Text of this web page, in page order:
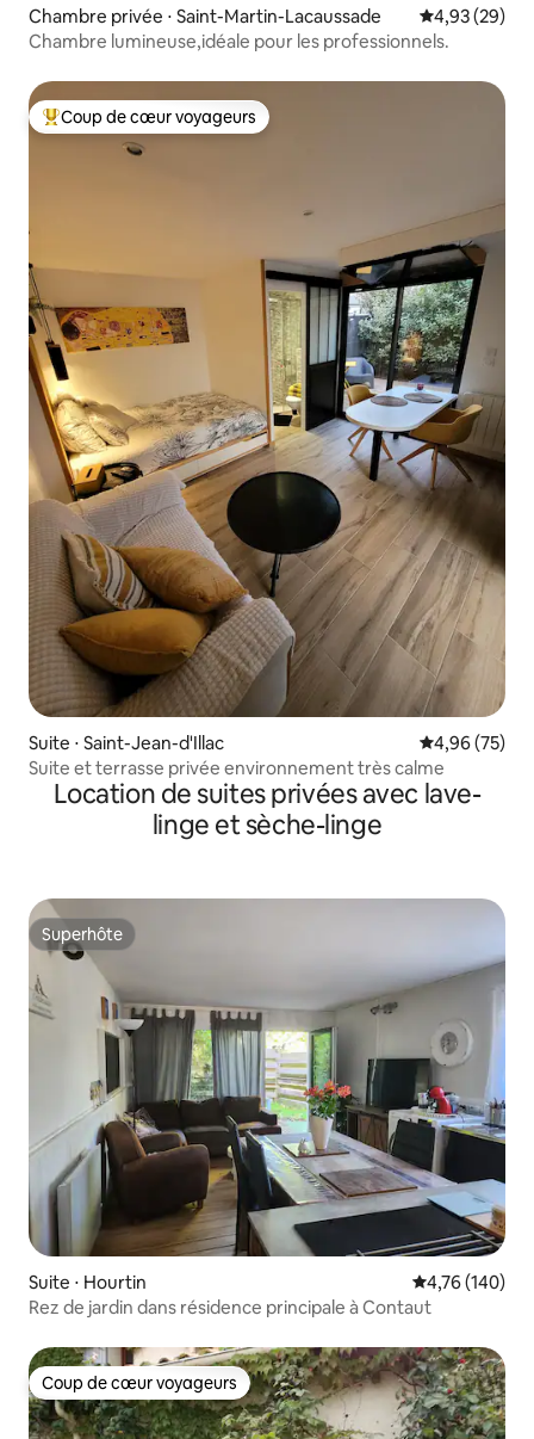
Chambre privée ⋅ Saint-Martin-Lacaussade Évaluation
4,93 (29)
Chambre lumineuse,idéale pour les professionnels.
Coups de cœur voyageurs les plus appréciés
Coup de cœur voyageurs
Suite ⋅ Saint-Jean-d'Illac Évaluation
4,96 (75)
Suite et terrasse privée environnement très calme
Location de suites privées avec lave-
linge et sèche-linge
Superhôte
Superhôte
Suite ⋅ Hourtin Évaluation
4,76 (140)
Rez de jardin dans résidence principale à Contaut
Coup de cœur voyageurs
Coup de cœur voyageurs